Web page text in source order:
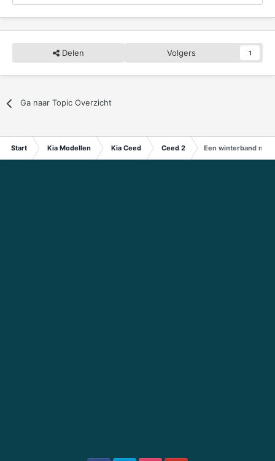
Delen Volgers 1
Ga naar Topic Overzicht
Start Kia Modellen Kia Ceed Ceed 2 Een winterband met